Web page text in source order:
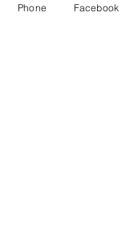
Phone Facebook